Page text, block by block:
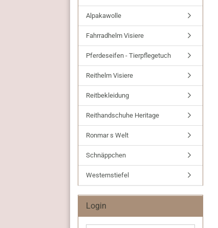
Alpakawolle
Fahrradhelm Visiere
Pferdeseifen - Tierpflegetuch
Reithelm Visiere
Reitbekleidung
Reithandschuhe Heritage
Ronmar s Welt
Schnäppchen
Westernstiefel
Login